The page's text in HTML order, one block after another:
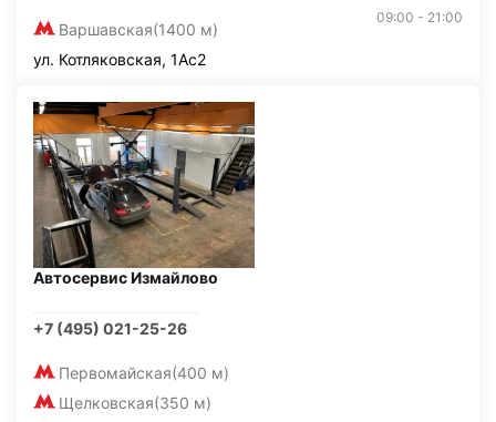
Варшавская(1400 м)
09:00 - 21:00
ул. Котляковская, 1Ас2
Автосервис Измайлово
+7 (495) 021-25-26
Первомайская(400 м)
Щелковская(350 м)